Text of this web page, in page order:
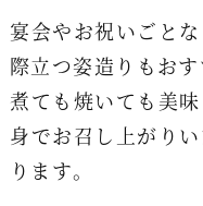
宴会やお祝いごと
際立つ姿造りもおす
煮ても焼いても美
身でお召し上がり
ります。